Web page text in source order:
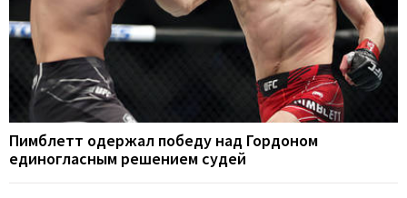
Пимблетт одержал победу над Гордоном
единогласным решением судей